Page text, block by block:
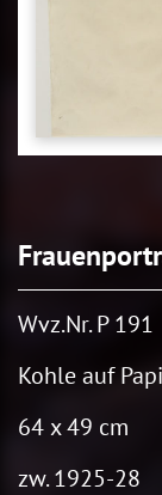
Wvz.Nr. P 191
Kohle auf
64 x 49 cm
zw. 1925-28